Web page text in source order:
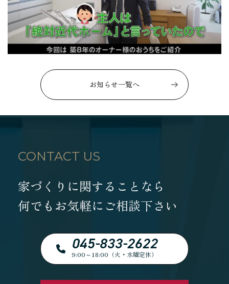
お知らせ一覧へ
CONTACT US
家づくりに関することなら
何でもお気軽にご相談下さい
045-833-2622
9:00～18:00（火・水曜定休）